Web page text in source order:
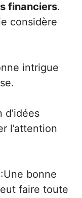
financiers.
considère
intrigue
d’idées
l’attention
:Une bonne
faire toute